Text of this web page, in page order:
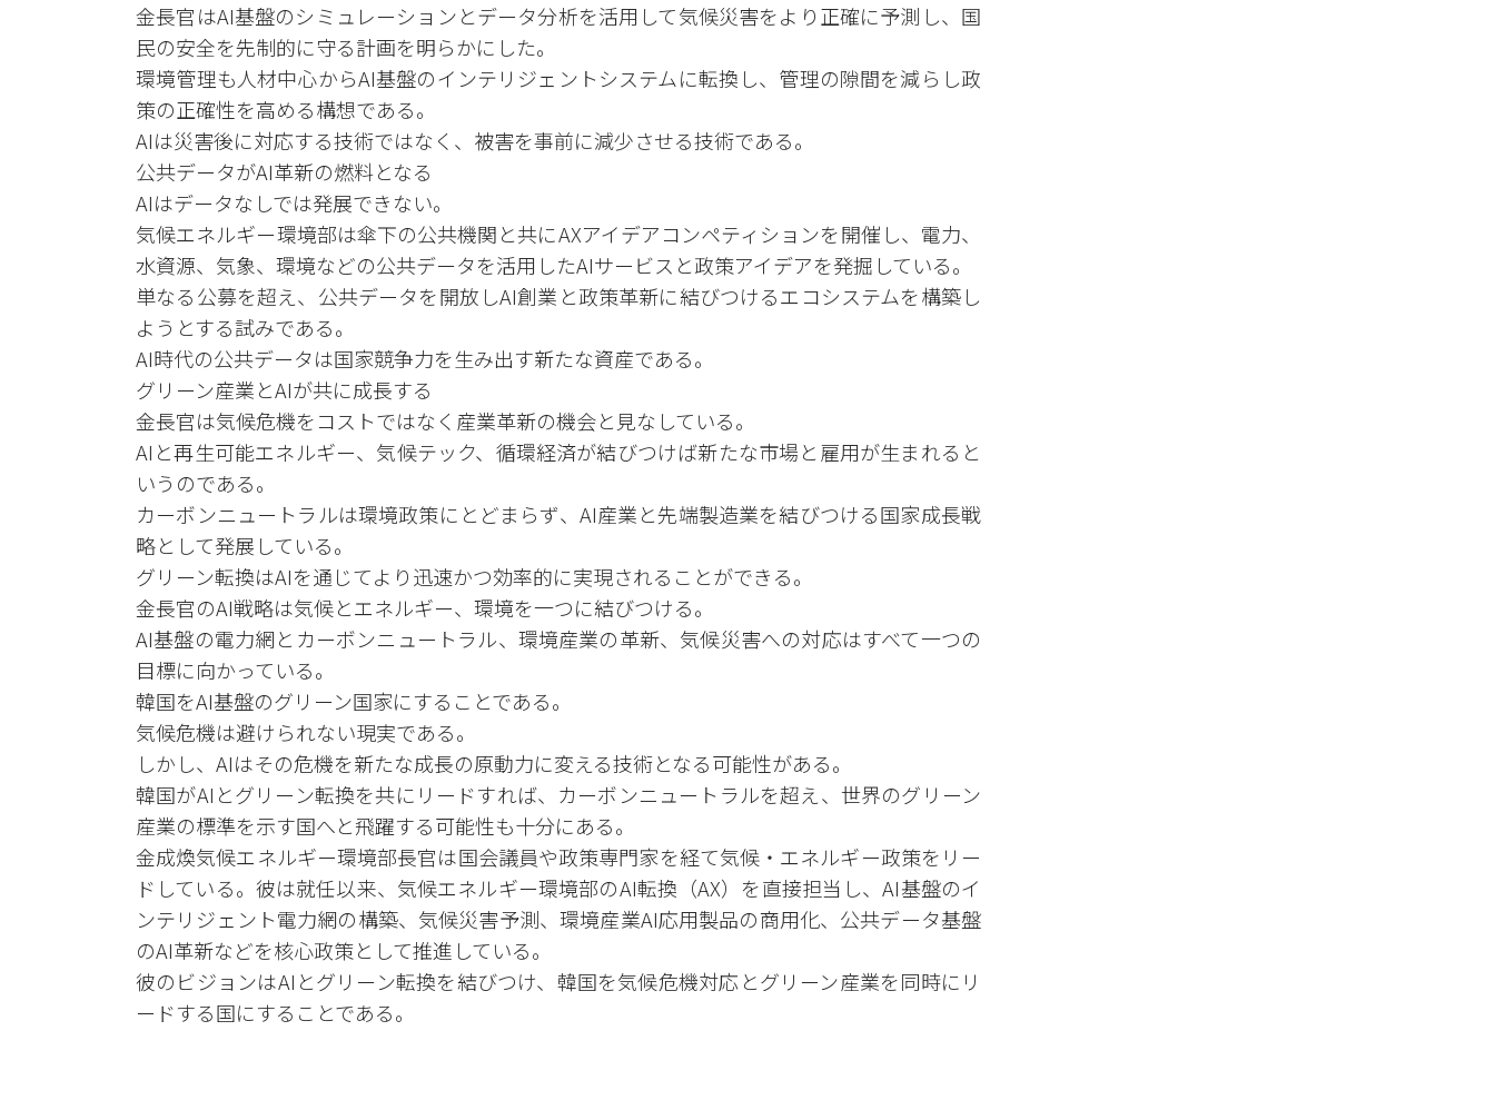
金長官はAI基盤のシミュレーションとデータ分析を活用して気候災害をより正確に予測し、国
民の安全を先制的に守る計画を明らかにした。
環境管理も人材中心からAI基盤のインテリジェントシステムに転換し、管理の隙間を減らし政
策の正確性を高める構想である。
AIは災害後に対応する技術ではなく、被害を事前に減少させる技術である。
公共データがAI革新の燃料となる
AIはデータなしでは発展できない。
気候エネルギー環境部は傘下の公共機関と共にAXアイデアコンペティションを開催し、電力、
水資源、気象、環境などの公共データを活用したAIサービスと政策アイデアを発掘している。
単なる公募を超え、公共データを開放しAI創業と政策革新に結びつけるエコシステムを構築し
ようとする試みである。
AI時代の公共データは国家競争力を生み出す新たな資産である。
グリーン産業とAIが共に成長する
金長官は気候危機をコストではなく産業革新の機会と見なしている。
AIと再生可能エネルギー、気候テック、循環経済が結びつけば新たな市場と雇用が生まれると
いうのである。
カーボンニュートラルは環境政策にとどまらず、AI産業と先端製造業を結びつける国家成長戦
略として発展している。
グリーン転換はAIを通じてより迅速かつ効率的に実現されることができる。
金長官のAI戦略は気候とエネルギー、環境を一つに結びつける。
AI基盤の電力網とカーボンニュートラル、環境産業の革新、気候災害への対応はすべて一つの
目標に向かっている。
韓国をAI基盤のグリーン国家にすることである。
気候危機は避けられない現実である。
しかし、AIはその危機を新たな成長の原動力に変える技術となる可能性がある。
韓国がAIとグリーン転換を共にリードすれば、カーボンニュートラルを超え、世界のグリーン
産業の標準を示す国へと飛躍する可能性も十分にある。
金成煥気候エネルギー環境部長官は国会議員や政策専門家を経て気候・エネルギー政策をリー
ドしている。彼は就任以来、気候エネルギー環境部のAI転換（AX）を直接担当し、AI基盤のイ
ンテリジェント電力網の構築、気候災害予測、環境産業AI応用製品の商用化、公共データ基盤
のAI革新などを核心政策として推進している。
彼のビジョンはAIとグリーン転換を結びつけ、韓国を気候危機対応とグリーン産業を同時にリ
ードする国にすることである。